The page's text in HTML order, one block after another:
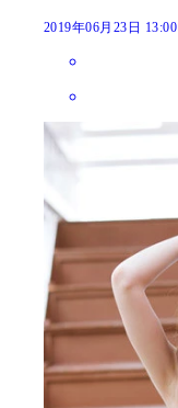
2019年06月23日 13:00